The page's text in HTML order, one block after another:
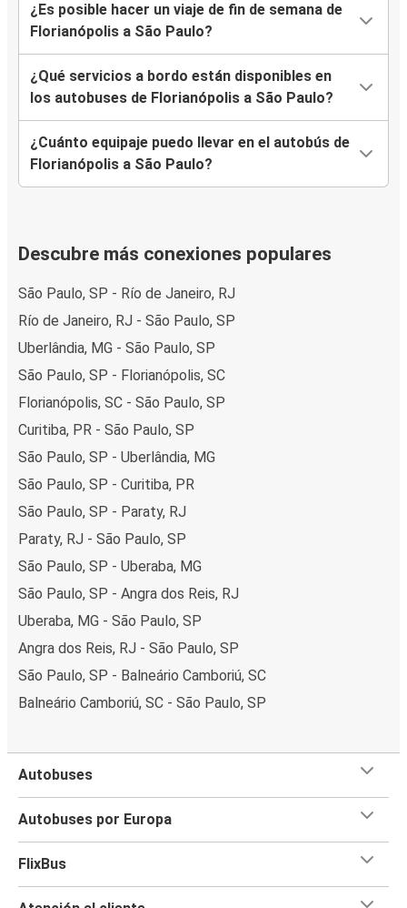
¿Es posible hacer un viaje de fin de semana de
Florianópolis a São Paulo?
¿Qué servicios a bordo están disponibles en
los autobuses de Florianópolis a São Paulo?
¿Cuánto equipaje puedo llevar en el autobús de
Florianópolis a São Paulo?
Descubre más conexiones populares
São Paulo, SP - Río de Janeiro, RJ
Río de Janeiro, RJ - São Paulo, SP
Uberlândia, MG - São Paulo, SP
São Paulo, SP - Florianópolis, SC
Florianópolis, SC - São Paulo, SP
Curitiba, PR - São Paulo, SP
São Paulo, SP - Uberlândia, MG
São Paulo, SP - Curitiba, PR
São Paulo, SP - Paraty, RJ
Paraty, RJ - São Paulo, SP
São Paulo, SP - Uberaba, MG
São Paulo, SP - Angra dos Reis, RJ
Uberaba, MG - São Paulo, SP
Angra dos Reis, RJ - São Paulo, SP
São Paulo, SP - Balneário Camboriú, SC
Balneário Camboriú, SC - São Paulo, SP
Autobuses
Autobuses por Europa
FlixBus